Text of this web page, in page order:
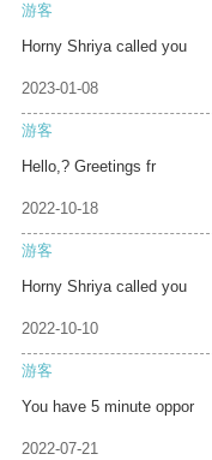
游客
Horny Shriya called you
2023-01-08
游客
Hello,? Greetings fr
2022-10-18
游客
Horny Shriya called you
2022-10-10
游客
You have 5 minute oppor
2022-07-21